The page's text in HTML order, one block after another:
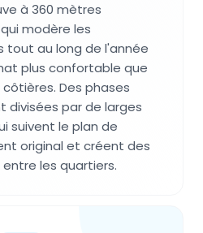
à 360 mètres
modère les
tout au long de l'année
plus confortable que
Des phases
divisées par de larges
suivent le plan de
original et créent des
les quartiers.